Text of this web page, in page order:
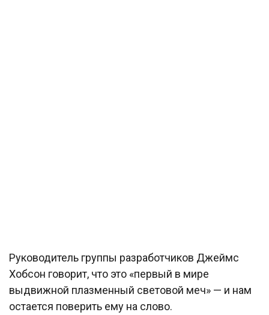
Руководитель группы разработчиков Джеймс
Хобсон говорит, что это «первый в мире
выдвижной плазменный световой меч» — и нам
остается поверить ему на слово.